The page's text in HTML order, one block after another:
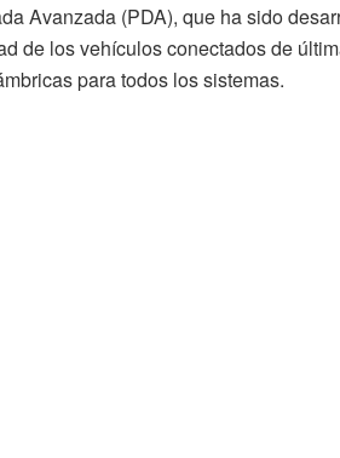
Avanzada (PDA), que ha sido
de los vehículos conectados de
para todos los sistemas.